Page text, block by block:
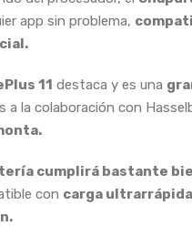
app sin problema,
11 destaca y es una
a la colaboración con
cumplirá bastante
con carga ultrarrápida